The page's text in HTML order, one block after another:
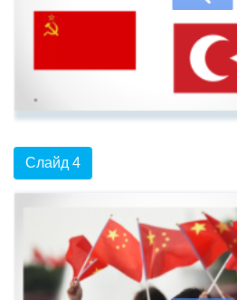
Слайд 4